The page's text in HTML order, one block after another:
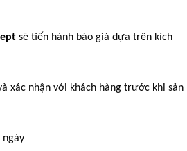
sẽ tiến hành báo giá dựa trên kích
xác nhận với khách hàng trước khi sản
ngày